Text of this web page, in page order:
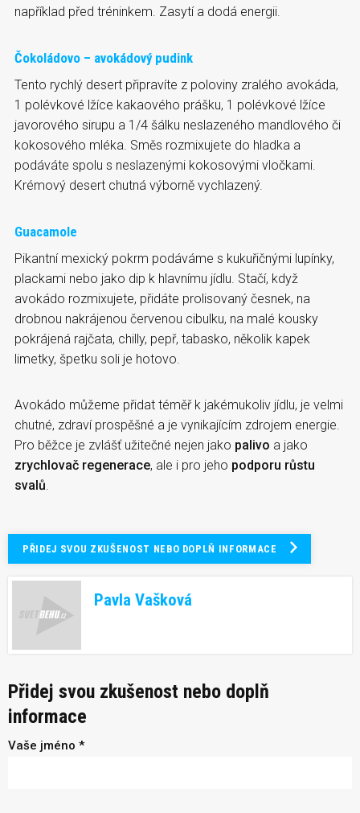
například před tréninkem. Zasytí a dodá energii.
Čokoládovo – avokádový pudink
Tento rychlý desert připravíte z poloviny zralého avokáda,
1 polévkové lžíce kakaového prášku, 1 polévkové lžíce
javorového sirupu a 1/4 šálku neslazeného mandlového či
kokosového mléka. Směs rozmixujete do hladka a
podáváte spolu s neslazenými kokosovými vločkami.
Krémový desert chutná výborně vychlazený.
Guacamole
Pikantní mexický pokrm podáváme s kukuřičnými lupínky,
plackami nebo jako dip k hlavnímu jídlu. Stačí, když
avokádo rozmixujete, přidáte prolisovaný česnek, na
drobnou nakrájenou červenou cibulku, na malé kousky
pokrájená rajčata, chilly, pepř, tabasko, několik kapek
limetky, špetku soli je hotovo.
Avokádo můžeme přidat téměř k jakémukoliv jídlu, je velmi
chutné, zdraví prospěšné a je vynikajícím zdrojem energie.
Pro běžce je zvlášť užitečné nejen jako palivo a jako
zrychlovač regenerace, ale i pro jeho podporu růstu
svalů
PŘIDEJ SVOU ZKUŠENOST NEBO DOPLŇ INFORMACE
Pavla Vašková
Přidej svou zkušenost nebo doplň
informace
Vaše jméno *